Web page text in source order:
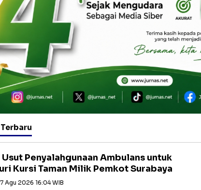
Penyalahgunaan Ambulans untuk
Kursi Taman Milik Pemkot Surabaya
Agu 2026 16:04 WIB